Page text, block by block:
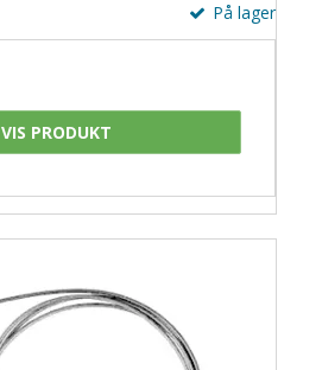
På lager
VIS PRODUKT